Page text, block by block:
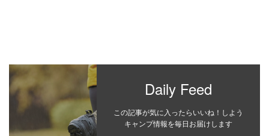
Daily Feed
この記事が気に入ったらいいね！しよう
キャンプ情報を毎日お届けします